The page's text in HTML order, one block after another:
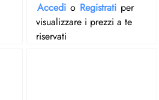
Accedi o Registrati per
visualizzare i prezzi a te
riservati